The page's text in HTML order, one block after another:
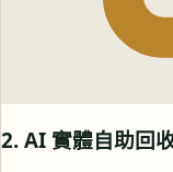
2. AI 實體自助回